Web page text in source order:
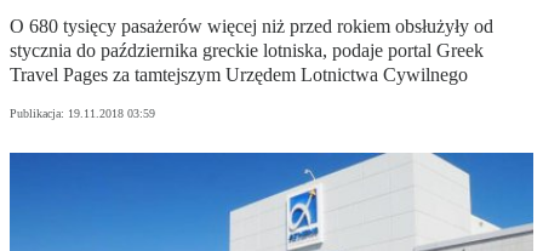
O 680 tysięcy pasażerów więcej niż przed rokiem obsłużyły od
stycznia do października greckie lotniska, podaje portal Greek
Travel Pages za tamtejszym Urzędem Lotnictwa Cywilnego
Publikacja: 19.11.2018 03:59